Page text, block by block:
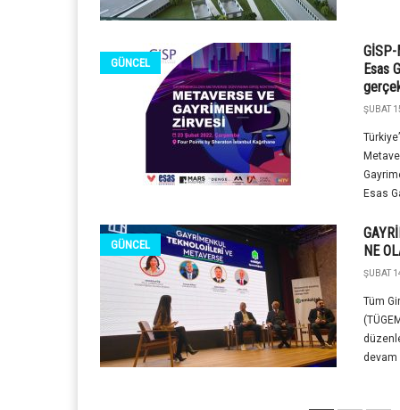
GÜNCEL
Esas
ŞUBAT
Esas
GÜNCEL
NE
ŞUBAT
Tüm
devam